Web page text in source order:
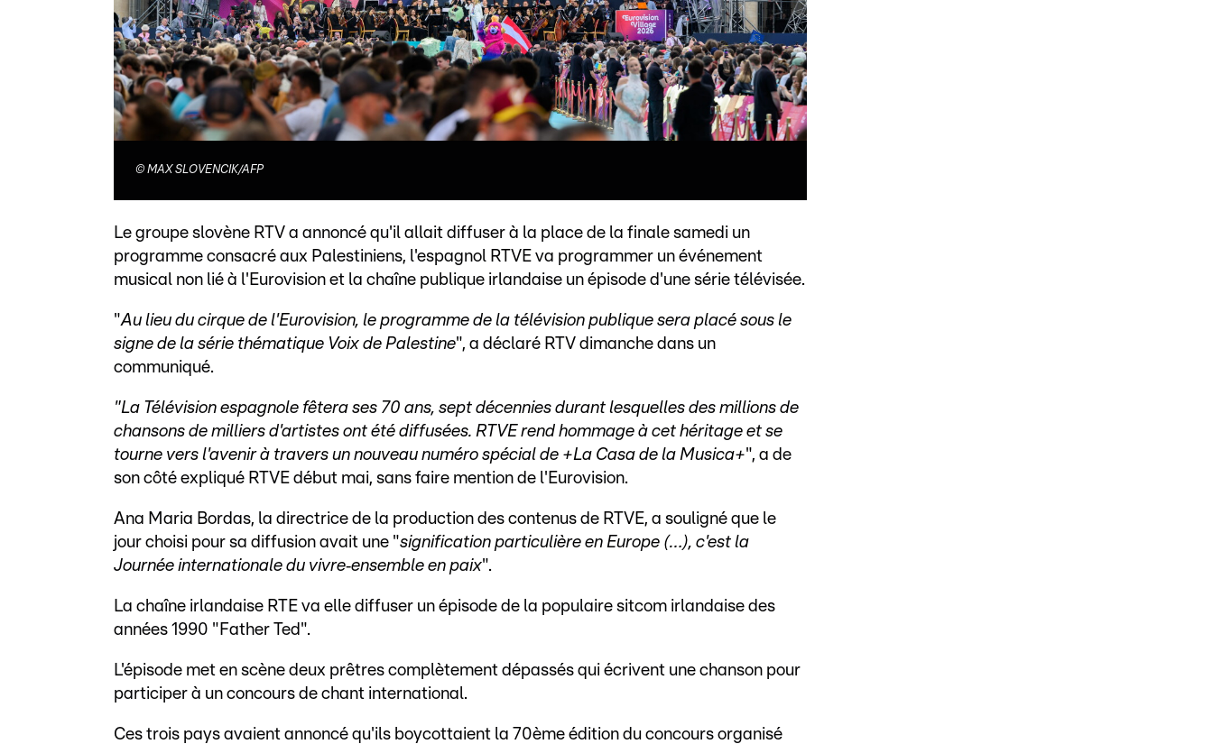
© MAX SLOVENCIK/AFP
Le groupe slovène RTV a annoncé qu'il allait diffuser à la place de la finale samedi un
programme consacré aux Palestiniens, l'espagnol RTVE va programmer un événement
musical non lié à l'Eurovision et la chaîne publique irlandaise un épisode d'une série télévisée.
"Au lieu du cirque de l'Eurovision, le programme de la télévision publique sera placé sous le
signe de la série thématique Voix de Palestine", a déclaré RTV dimanche dans un
communiqué.
"La Télévision espagnole fêtera ses 70 ans, sept décennies durant lesquelles des millions de
chansons de milliers d'artistes ont été diffusées. RTVE rend hommage à cet héritage et se
tourne vers l'avenir à travers un nouveau numéro spécial de +La Casa de la Musica+", a de
son côté expliqué RTVE début mai, sans faire mention de l'Eurovision.
Ana Maria Bordas, la directrice de la production des contenus de RTVE, a souligné que le
jour choisi pour sa diffusion avait une "signification particulière en Europe (…), c'est la
Journée internationale du vivre‑ensemble en paix".
La chaîne irlandaise RTE va elle diffuser un épisode de la populaire sitcom irlandaise des
années 1990 "Father Ted".
L'épisode met en scène deux prêtres complètement dépassés qui écrivent une chanson pour
participer à un concours de chant international.
Ces trois pays avaient annoncé qu'ils boycottaient la 70ème édition du concours organisé